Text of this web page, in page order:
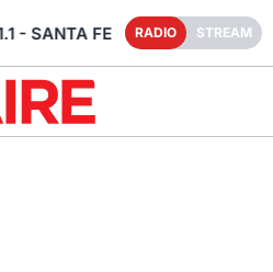
- SANTA FE RADIO STREAM